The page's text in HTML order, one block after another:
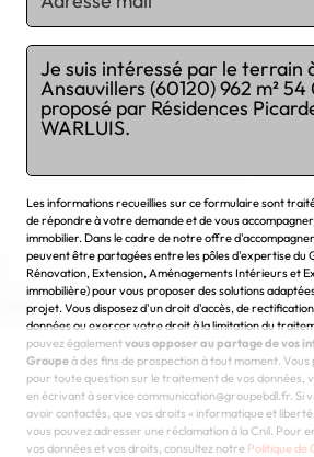
Les informations recueillies sur ce formulaire sont
de répondre à votre demande et de vous
immobilier. Dans le cadre de notre offre
peuvent être partagées entre les pôles d'expertise du
Rénovation, Extension, Aménagements Intérieurs et
immobilière) pour vous proposer des solutions
projet. Vous disposez d'un droit d'accès, de
données ou exercer votre droit à la limitation du
pouvez égalementvous opposer au partage de vos
Groupeà des fins de prospection à tout moment.
pour toute question sur le traitement de vos données,
en écrivant à service communication@groupebdl.fr. Si
avoir contactés, que vos droits « informatique et
vous pouvez adresser une réclamation à la Cnil. Pour
vos données et vos droits, consultez notre Politique de